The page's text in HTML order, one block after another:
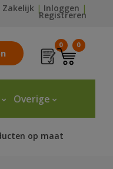
Zakelijk |Inloggen |
Registreren
0 0
Overige
op maat